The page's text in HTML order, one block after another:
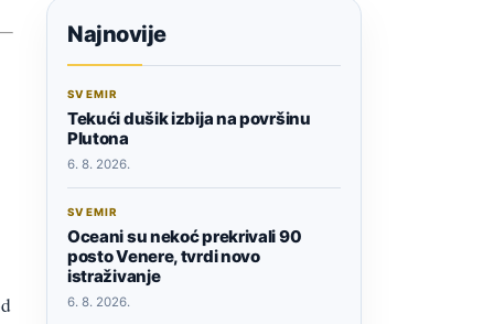
Najnovije
SVEMIR
Tekući dušik izbija na površinu
Plutona
6. 8. 2026.
SVEMIR
Oceani su nekoć prekrivali 90
posto Venere, tvrdi novo
istraživanje
6. 8. 2026.